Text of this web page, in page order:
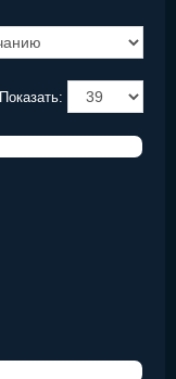
Показать: